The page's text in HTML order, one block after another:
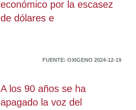
económico por la escasez
de dólares e
FUENTE: OXIGENO 2024-12-19
A los 90 años se ha
apagado la voz del